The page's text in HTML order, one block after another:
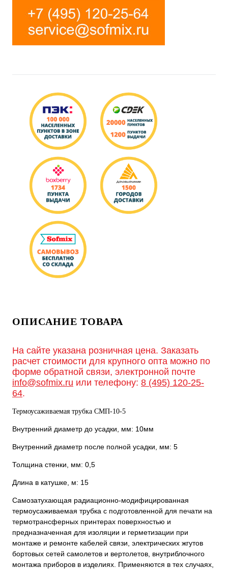
ОПИСАНИЕ ТОВАРА
На сайте указана розничная цена. Заказать
расчет стоимости для крупного опта можно по
форме обратной связи, электронной почте
info@sofmix.ru или телефону: 8 (495) 120-25-
64.
Термоусаживаемая трубка СМП-10-5
Внутренний диаметр до усадки, мм: 10мм
Внутренний диаметр после полной усадки, мм: 5
Толщина стенки, мм: 0,5
Длина в катушке, м: 15
Самозатухающая радиационно-модифицированная
термоусаживаемая трубка с подготовленной для печати на
термотрансферных принтерах поверхностью и
предназначенная для изоляции и герметизации при
монтаже и ремонте кабелей связи, электрических жгутов
бортовых сетей самолетов и вертолетов, внутриблочного
монтажа приборов в изделиях. Применяются в тех случаях,